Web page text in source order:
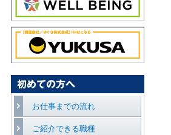
お仕事までの流れ
ご紹介できる職種